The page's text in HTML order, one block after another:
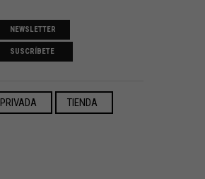
NEWSLETTER
SUSCRÍBETE
TIENDA